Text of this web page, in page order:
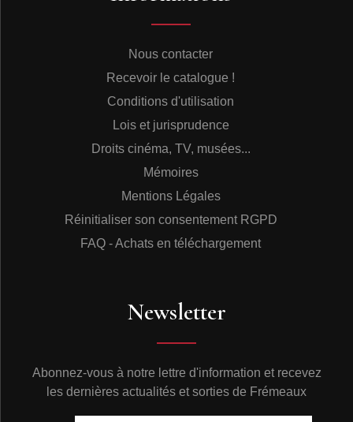
Nous contacter
Recevoir le catalogue !
Conditions d'utilisation
Lois et jurisprudence
Droits cinéma, TV, musées...
Mémoires
Mentions Légales
Réinitialiser son consentement RGPD
FAQ - Achats en téléchargement
Newsletter
Abonnez-vous à notre lettre d'information et recevez
les dernières actualités et sorties de Frémeaux